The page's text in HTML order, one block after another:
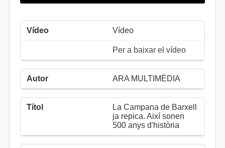
Vídeo
Per a baixar el vídeo
ARA MULTIMÈDIA
La Campana de Barxell
ja repica. Així sonen
500 anys d'història